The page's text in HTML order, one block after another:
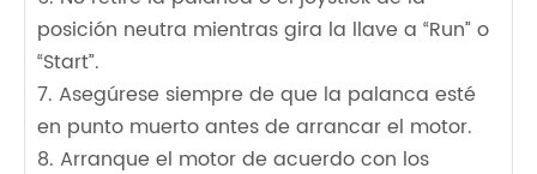
posición neutra mientras gira la llave a “Run” o
“Start”.
7. Asegúrese siempre de que la palanca esté
en punto muerto antes de arrancar el motor.
8. Arranque el motor de acuerdo con los